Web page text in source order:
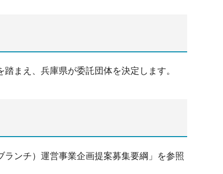
まえ、兵庫県が委託団体を決定します。
ンチ）運営事業企画提案募集要綱」を参照